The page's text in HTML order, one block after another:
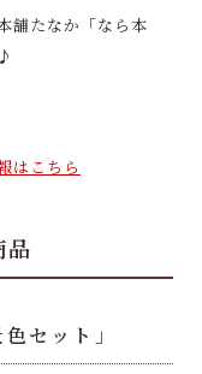
舗たなか「なら本
はこちら
品
セット」